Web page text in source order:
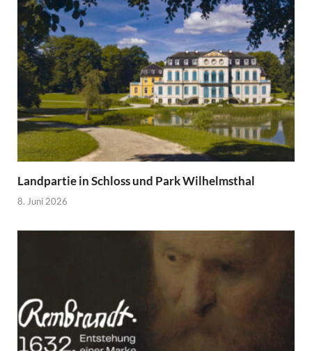
Landpartie in Schloss und Park Wilhelmsthal
8. Juni 2026